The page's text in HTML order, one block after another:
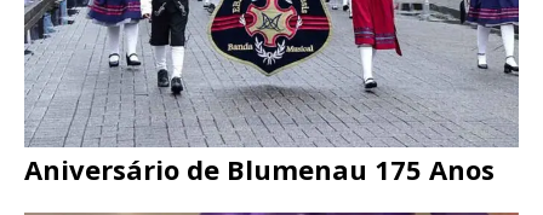
Aniversário de Blumenau 175 Anos